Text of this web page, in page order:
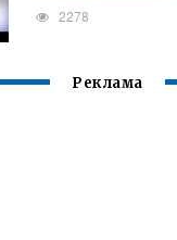
2278
Реклама